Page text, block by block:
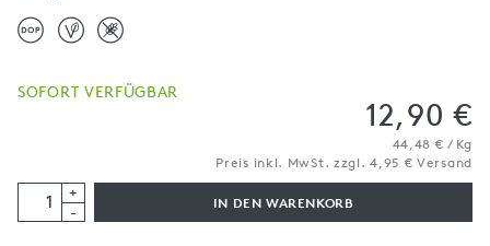
SOFORT VERFÜGBAR
12,90 €
44,48 € / Kg
Preis inkl. MwSt. zzgl. 4,95 € Versand
+
-
IN DEN WARENKORB